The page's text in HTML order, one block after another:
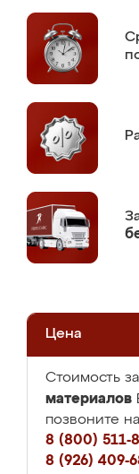
Цена
Стоимость
материалов
позвоните
8 (800) 511-
8 (926) 409-